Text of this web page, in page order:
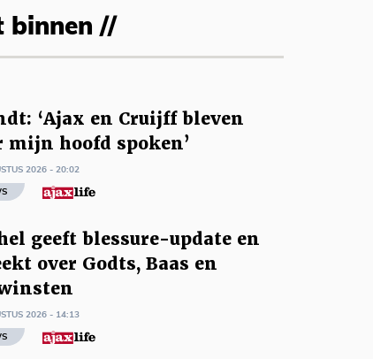
binnen //
‘Ajax en Cruijff bleven
mijn hoofd spoken’
2026 - 20:02
geeft blessure-update en
over Godts, Baas en
2026 - 14:13